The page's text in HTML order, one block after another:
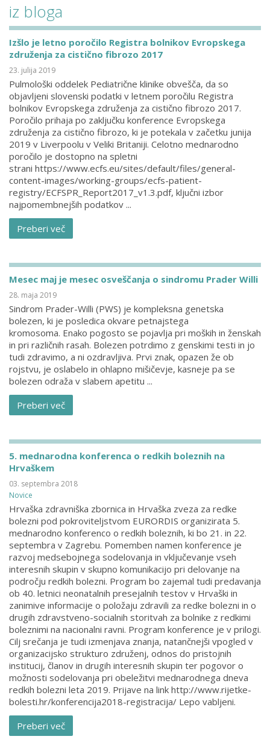
iz bloga
Izšlo je letno poročilo Registra bolnikov Evropskega
združenja za cistično fibrozo 2017
23. julija 2019
Pulmološki oddelek Pediatrične klinike obvešča, da so
objavljeni slovenski podatki v letnem poročilu Registra
bolnikov Evropskega združenja za cistično fibrozo 2017.
Poročilo prihaja po zaključku konference Evropskega
združenja za cistično fibrozo, ki je potekala v začetku junija
2019 v Liverpoolu v Veliki Britaniji. Celotno mednarodno
poročilo je dostopno na spletni
strani https://www.ecfs.eu/sites/default/files/general-
content-images/working-groups/ecfs-patient-
registry/ECFSPR_Report2017_v1.3.pdf, ključni izbor
najpomembnejših podatkov ...
Preberi več
Mesec maj je mesec osveščanja o sindromu Prader Willi
28. maja 2019
Sindrom Prader-Willi (PWS) je kompleksna genetska
bolezen, ki je posledica okvare petnajstega
kromosoma. Enako pogosto se pojavlja pri moških in ženskah
in pri različnih rasah. Bolezen potrdimo z genskimi testi in jo
tudi zdravimo, a ni ozdravljiva. Prvi znak, opazen že ob
rojstvu, je oslabelo in ohlapno mišičevje, kasneje pa se
bolezen odraža v slabem apetitu ...
Preberi več
5. mednarodna konferenca o redkih boleznih na
Hrvaškem
03. septembra 2018
Novice
Hrvaška zdravniška zbornica in Hrvaška zveza za redke
bolezni pod pokroviteljstvom EURORDIS organizirata 5.
mednarodno konferenco o redkih boleznih, ki bo 21. in 22.
septembra v Zagrebu. Pomemben namen konference je
razvoj medsebojnega sodelovanja in vključevanje vseh
interesnih skupin v skupno komunikacijo pri delovanje na
področju redkih bolezni. Program bo zajemal tudi predavanja
ob 40. letnici neonatalnih presejalnih testov v Hrvaški in
zanimive informacije o položaju zdravili za redke bolezni in o
drugih zdravstveno-socialnih storitvah za bolnike z redkimi
boleznimi na nacionalni ravni. Program konference je v prilogi.
Cilj srečanja je tudi izmenjava znanja, natančnejši vpogled v
organizacijsko strukturo združenj, odnos do pristojnih
institucij, članov in drugih interesnih skupin ter pogovor o
možnosti sodelovanja pri obeležitvi mednarodnega dneva
redkih bolezni leta 2019. Prijave na link http://www.rijetke-
bolesti.hr/konferencija2018-registracija/ Lepo vabljeni.
Preberi več